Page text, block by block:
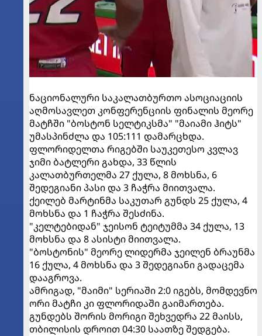
ნაციონალური საკალათბურთო ასოციაციის
აღმოსავლეთ კონფერენციის ფინალის მეორე
მატჩში "ბოსტონ სელტიკსმა" "მაიამი ჰიტს"
უმასპინძლა და 105:111 დამარცხდა.
ფლორიდელთა რიგებში საუკეთესო კვლავ
ჯიმი ბატლერი გახდა, 33 წლის
კალათბურთელმა 27 ქულა, 8 მოხსნა, 6
შედეგიანი პასი და 3 ჩაჭრა მიითვალა.
ქეილებ მარტინმა საკუთარ გუნდს 25 ქულა, 4
მოხსნა და 1 ჩაჭრა შესძინა.
"კელტებიდან" ჯეისონ ტეიტუმმა 34 ქულა, 13
მოხსნა და 8 ასისტი მიითვალა.
"ბოსტონის" მეორე ლიდერმა ჯეილენ ბრაუნმა
16 ქულა, 4 მოხსნა და 3 შედეგიანი გადაცემა
დააგროვა.
ამრიგად, "მაიმი" სერიაში 2:0 იგებს, მომდევნო
ორი მატჩი კი ფლორიდაში გაიმართება.
გუნდებს შორის მორიგი შეხვედრა 22 მაისს,
თბილისის დროით 04:30 საათზე შედგება.